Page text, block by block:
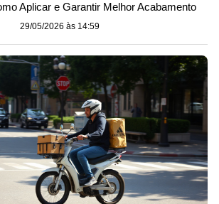
Aplicar e Garantir Melhor Acabamento
29/05/2026 às 14:59